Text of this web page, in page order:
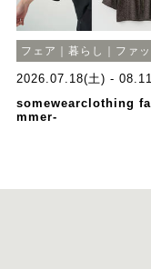
フェア｜暮らし｜ファ
2026.07.18(土) -
somewearclothing
mmer-